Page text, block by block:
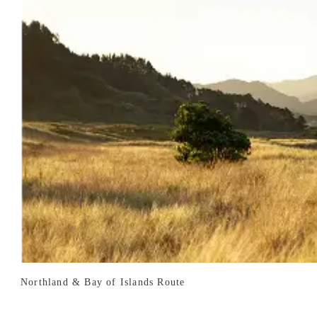
Northland & Bay of Islands Route